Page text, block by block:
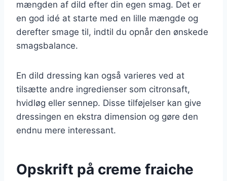
mængden af dild efter din egen smag. Det er
en god idé at starte med en lille mængde og
derefter smage til, indtil du opnår den ønskede
smagsbalance.
En dild dressing kan også varieres ved at
tilsætte andre ingredienser som citronsaft,
hvidløg eller sennep. Disse tilføjelser kan give
dressingen en ekstra dimension og gøre den
endnu mere interessant.
Opskrift på creme fraiche